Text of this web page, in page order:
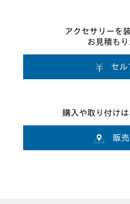
アクセサリーを
お見積もり
セル
購入や取り付けは
販